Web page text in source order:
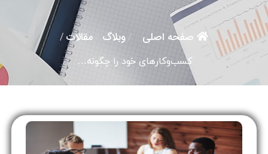
صفحه اصلی / وبلاگ مقالات /
کسب‌وکارهای خود را چگونه…